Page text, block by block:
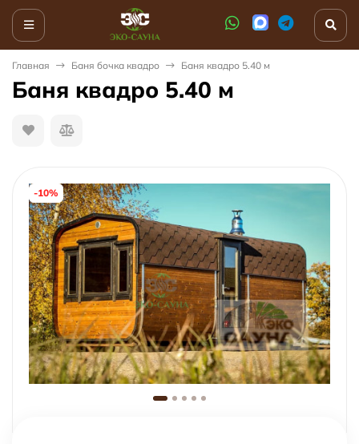
Главная Баня бочка квадро Баня квадро 5.40 м
Баня квадро 5.40 м
-10%